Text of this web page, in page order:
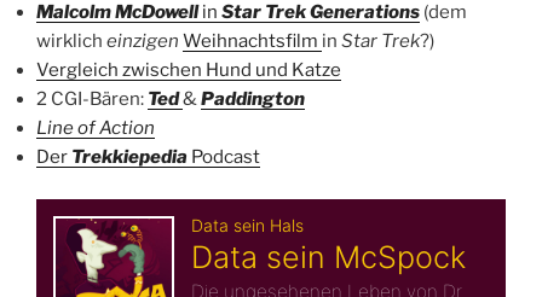
Malcolm McDowellin Star Trek Generations (dem
wirklich einzigen Weihnachtsfilm in Star Trek?)
Vergleich zwischen Hund und Katze
2 CGI-Bären: Ted&Paddington
Line of Action
Der Trekkiepedia Podcast